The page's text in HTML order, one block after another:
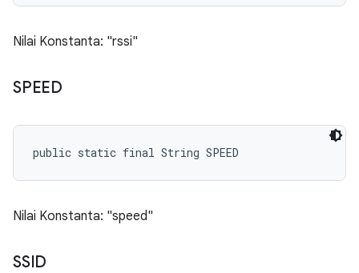
Nilai Konstanta: "rssi"
SPEED
public static final String SPEED
Nilai Konstanta: "speed"
SSID